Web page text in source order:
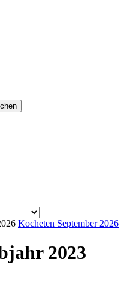
Kocheten September 2026
2023